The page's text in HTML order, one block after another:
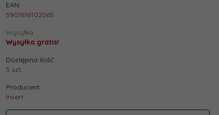
EAN:
5907616102065
Wysyłka:
Wysyłka gratis!
Dostępna ilość:
5 szt.
Producent:
Insert